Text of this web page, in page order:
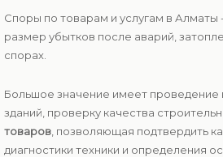
Споры по товарам и услугам в
размер убытков после аварий,
спорах.
Большое значение имеет проведение
зданий, проверку качества
товаров , позволяющая подтвердить
диагностики техники и определения